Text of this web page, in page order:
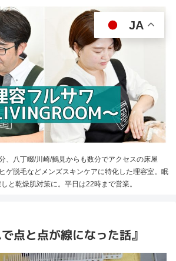
、八丁畷/川崎/鶴見からも数分でアクセスの床屋
ゲ脱毛などメンズスキンケアに特化した理容室。眠
と乾燥肌対策に。平日は22時まで営業。
点と点が線になった話』
JA